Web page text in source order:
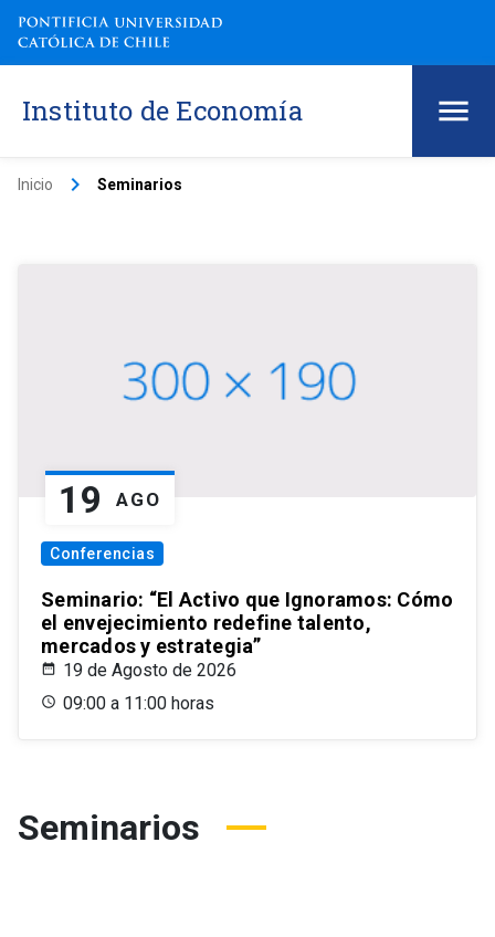
Instituto de Economía
Inicio keyboard_arrow_right Seminarios
19 AGO
Conferencias
Seminario: “El Activo que Ignoramos: Cómo
el envejecimiento redefine talento,
mercados y estrategia”
19 de Agosto de 2026
09:00 a 11:00 horas
Seminarios